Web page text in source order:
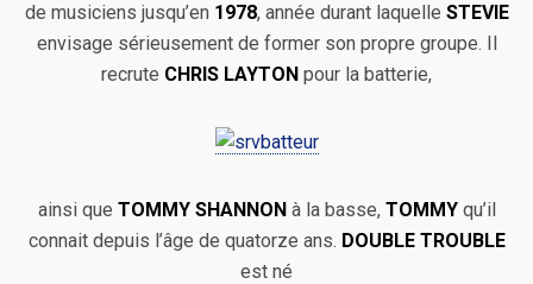
de musiciens jusqu’en 1978, année durant laquelle STEVIE
envisage sérieusement de former son propre groupe. Il
recrute CHRIS LAYTON pour la batterie,
ainsi que TOMMY SHANNONà la basse, TOMMYqu’il
connait depuis l’âge de quatorze ans. DOUBLE TROUBLE
est né